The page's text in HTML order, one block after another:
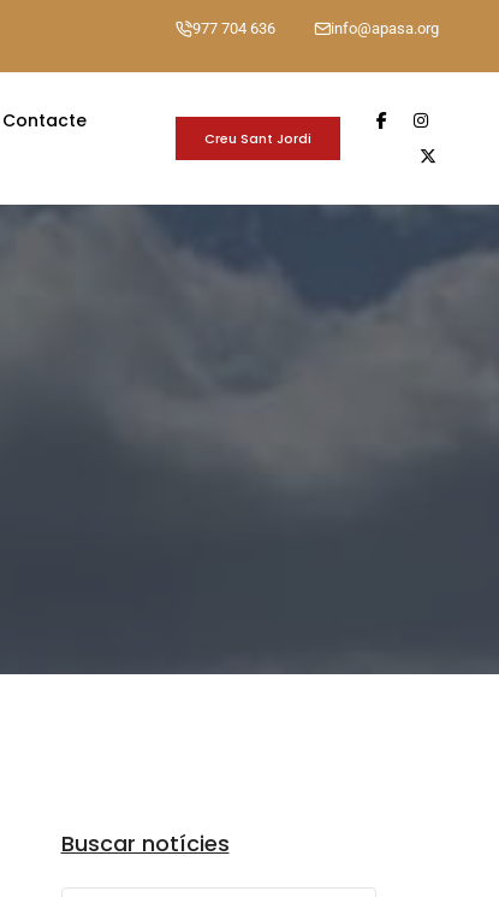
977 704 636 info@apasa.org
Contacte
Creu Sant Jordi
Buscar notícies